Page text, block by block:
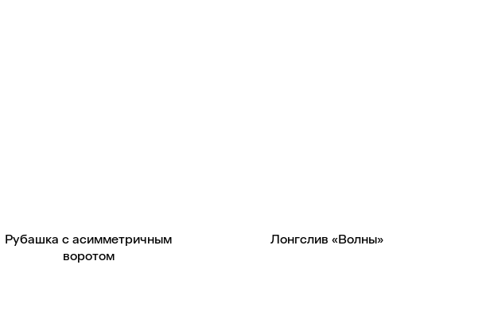
Рубашка с асимметричным
воротом
Лонгслив «Волны»